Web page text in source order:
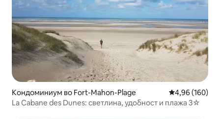
Кондоминиум во Fort-Mahon-Plage Просечна
4,96 (160)
La Cabane des Dunes: светлина, удобност и плажа 3☆